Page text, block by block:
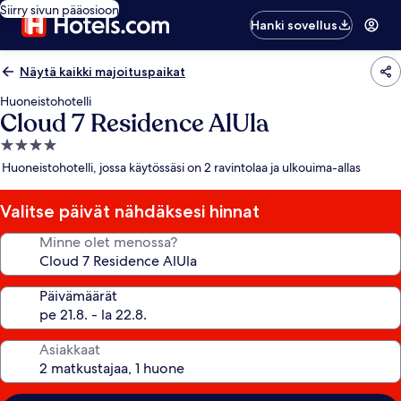
Siirry sivun pääosioon
Hanki sovellus
Näytä kaikki majoituspaikat
Huoneistohotelli
Cloud 7 Residence AlUla
4.0
tähden
Huoneistohotelli, jossa käytössäsi on 2 ravintolaa ja ulkouima-allas
Valitse päivät nähdäksesi hinnat
Minne olet menossa?
Päivämäärät
Asiakkaat